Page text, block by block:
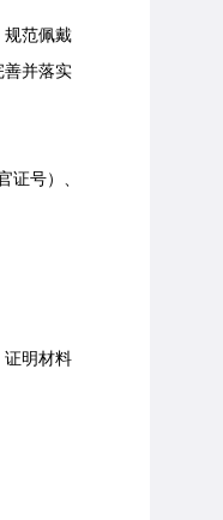
范佩戴
善并落实
号）、
明材料